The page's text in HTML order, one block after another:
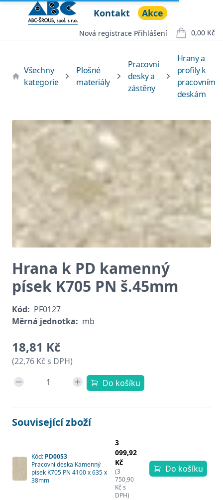
Open menu
ABC ŠROUB, spol. s r.o.Kontakt Akce
Nová registrace Přihlášení 0,00 Kč
položek v
Všechny
kategorie
Plošné
materiály
Pracovní
desky a
zástěny
Hrany a
profily k
pracovním
deskám
Hrana k PD kamenný
písek K705 PN š.45mm
Kód: PF0127
Měrná jednotka: mb
18,81 Kč
(22,76 Kč s DPH)
Do košíku
Související zboží
Kód: PD0053
Pracovní deska Kamenný
písek K705 PN 4100 x 635 x
38mm
3
099,92
Kč
(3
750,90
Kč s
DPH)
Do košíku